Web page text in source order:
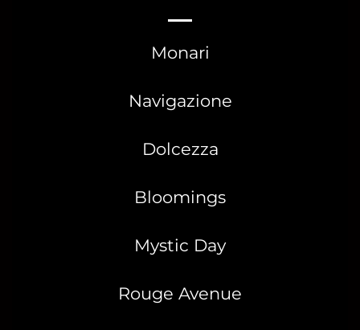
Monari
Navigazione
Dolcezza
Bloomings
Mystic Day
Rouge Avenue